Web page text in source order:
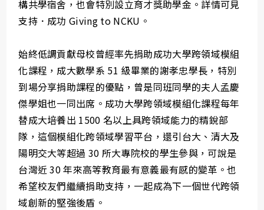
構共學宿舍，也會特別設立育才獎助學金。詳情可見
支持．成功 Giving to NCKU。
始終低調貢獻母校曾經率先捐助成功大學跨領域模組
化課程，成大數學系 51 級畢業的謝孝忠學長，特別
到場分享捐助課程的優點，曾是同班同學的夫人孟慶
傑學姐也一同出席。成功大學跨領域模組化課程每年
替成大培養出 1500 名以上具跨領域能力的精銳部
隊，這個模組化跨領域學習平台，還引台大、清大及
陽明交大等超過 30 所大專院校的學生參與，可說是
台灣近 30 年來高等教育最有意義最有感的變革。也
希望校友們繼續捐助支持，一起成為下一個世代跨領
域創新的堅強後盾。